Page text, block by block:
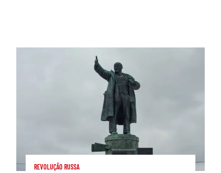
REVOLUÇÃO RUSSA